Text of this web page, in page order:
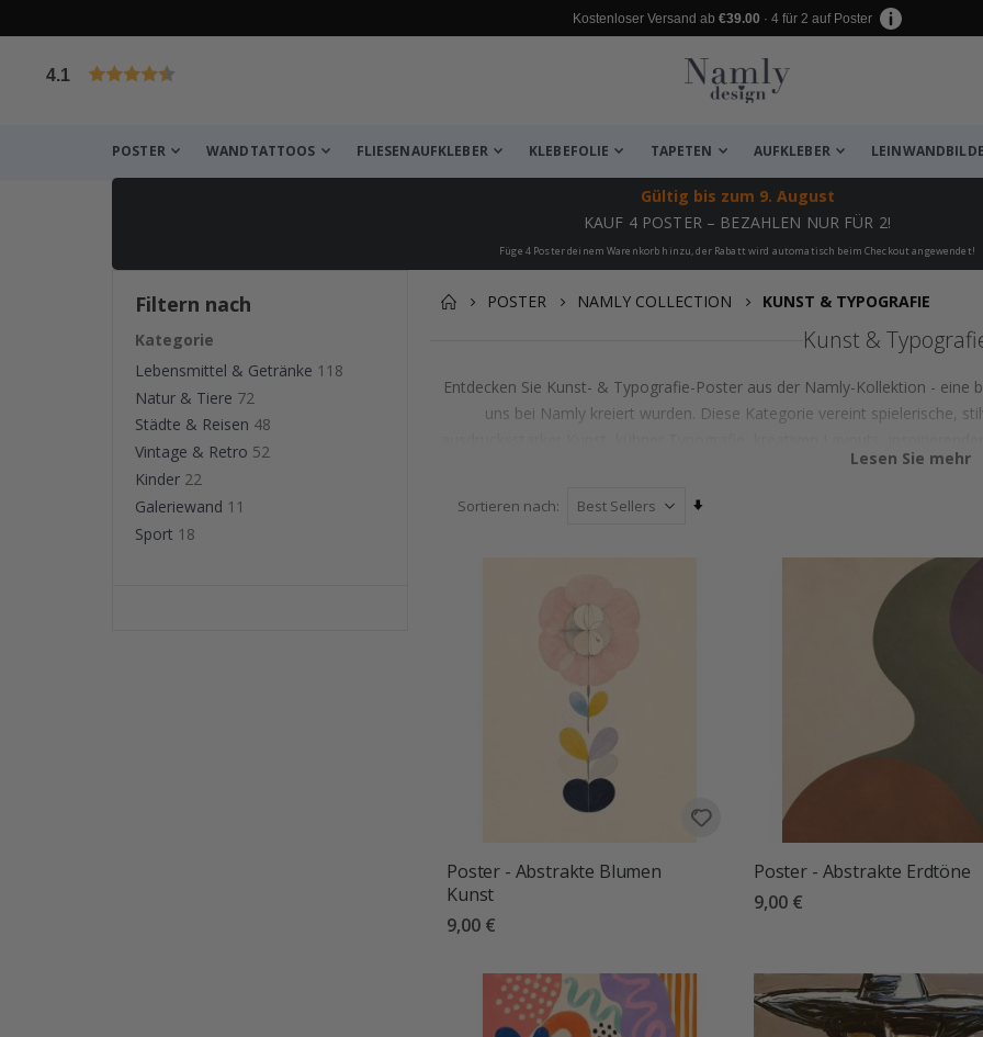
Kostenloser Versand ab €39.00 · 4 für 2 auf Poster
4.1
POSTER WANDTATTOOS FLIESENAUFKLEBER KLEBEFOLIE TAPETEN AUFKLEBER
Gültig bis zum 9. August
KAUF 4 POSTER – BEZAHLEN NUR FÜR 2!
Füge 4 Poster deinem Warenkorb hinzu, der Rabatt wird automatisch beim Checkout angewendet!
POSTER NAMLY COLLECTION KUNST & TYPOGRAFIE
Kunst &
Entdecken Sie Kunst- & Typografie-Poster aus der Namly-Kollektion - eine
uns bei Namly kreiert wurden. Diese Kategorie vereint spielerische,
Von abstrakter Kunst und markanten Zitaten bis zu dekorativen
gestaltet, dass es Ihrer Wand Persönlichkeit, Stil und Charakter verleiht.
kreative Häuser, unsere Kunst- & Typografie-Poster sind so konzipiert,
Lesen Sie mehr
Sortieren nach
Poster - Abstrakte Blumen
Kunst
9,00 €
Poster - Abstrakte Erdtöne
9,00 €
Filtern nach
Kategorie
Lebensmittel & Getränke 118
Natur & Tiere 72
Städte & Reisen 48
Vintage & Retro 52
Kinder 22
Galeriewand 11
Sport 18